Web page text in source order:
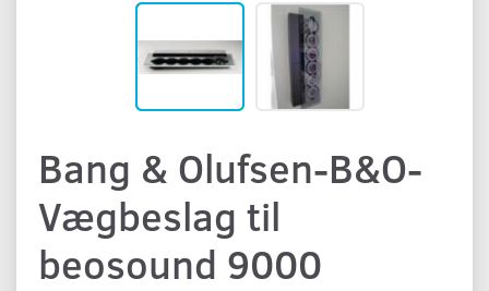
Bang & Olufsen-B&O-
Vægbeslag til
beosound 9000